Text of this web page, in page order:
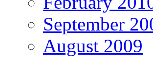
September
August 2009